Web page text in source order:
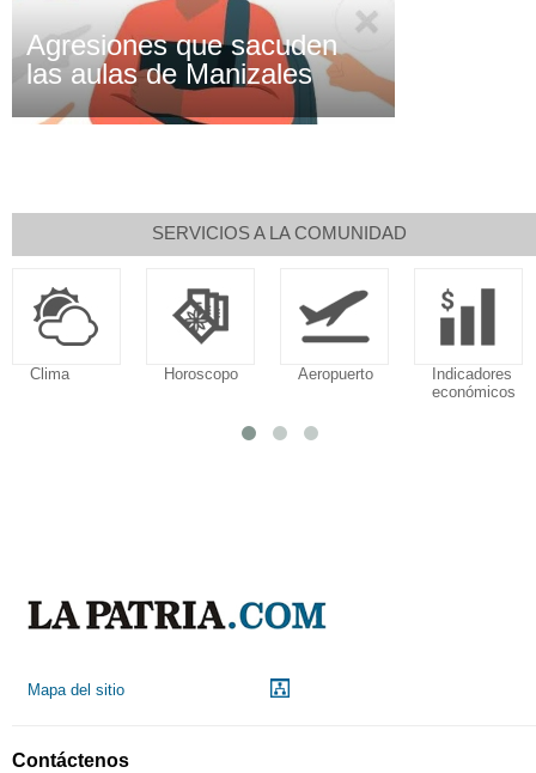
Agresiones que sacuden
las aulas de Manizales
SERVICIOS A LA COMUNIDAD
Clima Horoscopo Aeropuerto
Indicadores
económicos
Mapa del sitio
Contáctenos